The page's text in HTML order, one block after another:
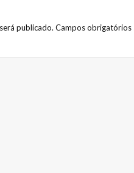
publicado. Campos obrigatórios